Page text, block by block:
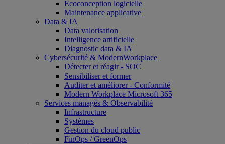
Écoconception logicielle
Maintenance applicative
Data & IA
Data valorisation
Intelligence artificielle
Diagnostic data & IA
Cybersécurité & ModernWorkplace
Détecter et réagir - SOC
Sensibiliser et former
Auditer et améliorer - Conformité
Modern Workplace Microsoft 365
Services managés & Observabilité
Infrastructure
Systèmes
Gestion du cloud public
FinOps / GreenOps